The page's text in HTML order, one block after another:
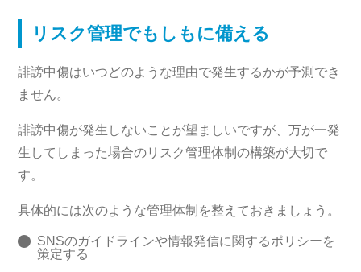
リスク管理でもしもに備える
誹謗中傷はいつどのような理由で発生するかが予測でき
ません。
誹謗中傷が発生しないことが望ましいですが、万が一発
生してしまった場合のリスク管理体制の構築が大切で
す。
具体的には次のような管理体制を整えておきましょう。
SNSのガイドラインや情報発信に関するポリシーを
策定する